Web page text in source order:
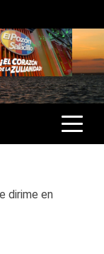
Y
dirime en